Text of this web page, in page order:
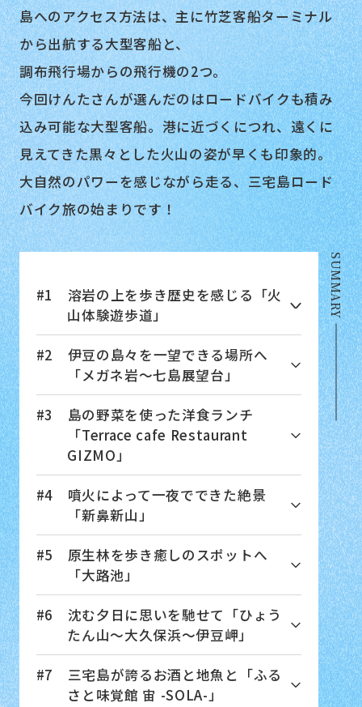
島へのアクセス方法は、主に竹芝客船ターミナル
から出航する大型客船と、
調布飛行場からの飛行機の2つ。
今回けんたさんが選んだのはロードバイクも積み
込み可能な大型客船。港に近づくにつれ、遠くに
見えてきた黒々とした火山の姿が早くも印象的。
大自然のパワーを感じながら走る、三宅島ロード
バイク旅の始まりです！
#1 溶岩の上を歩き歴史を感じる「火
山体験遊歩道」
#2 伊豆の島々を一望できる場所へ
「メガネ岩～七島展望台」
#3 島の野菜を使った洋食ランチ
「Terrace cafe Restaurant
GIZMO」
#4 噴火によって一夜でできた絶景
「新鼻新山」
#5 原生林を歩き癒しのスポットへ
「大路池」
#6 沈む夕日に思いを馳せて「ひょう
たん山～大久保浜～伊豆岬」
#7 三宅島が誇るお酒と地魚と「ふる
さと味覚館 宙 -SOLA-」
SUMMARY